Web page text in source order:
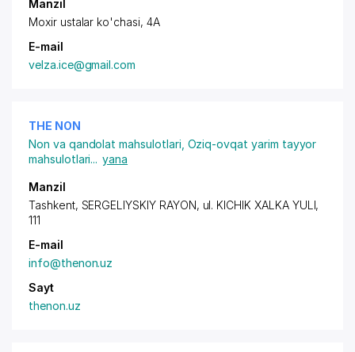
Manzil
Moxir ustalar ko'chasi, 4A
E-mail
velza.ice@gmail.com
THE NON
Non va qandolat mahsulotlari Oziq-ovqat yarim tayyor
mahsulotlari... yana
Manzil
Tashkent, SERGELIYSKIY RAYON, ul. KICHIK XALKA YULI,
111
E-mail
info@thenon.uz
Sayt
thenon.uz